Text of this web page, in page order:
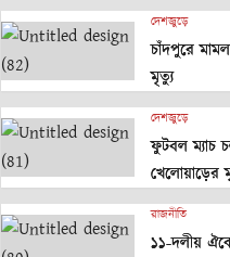
দেশজুড়ে
চাঁদপুরে
মৃত্যু
দেশজুড়ে
ফুটবল ম্যাচ
খেলোয়াড়ের
রাজনীতি
১১-দলীয়